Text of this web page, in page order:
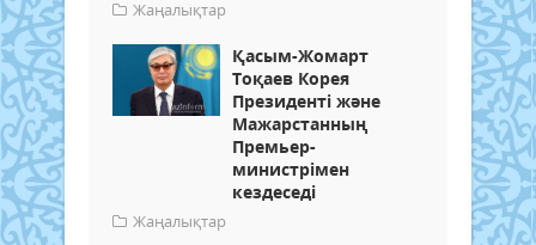
Жаңалықтар
Қасым-Жомарт
Тоқаев Корея
Президенті және
Мажарстанның
Премьер-
министрімен
кездеседі
Жаңалықтар